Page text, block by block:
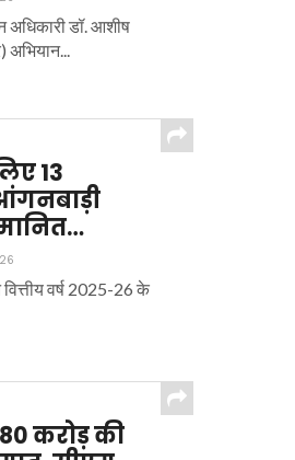
अधिकारी डॉ. आशीष
अभियान...
13
वर्ष 2025-26 के
करोड़ की